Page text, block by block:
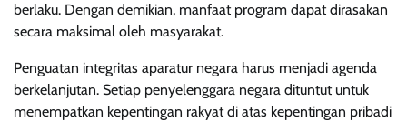
berlaku. Dengan demikian, manfaat program dapat dirasakan
secara maksimal oleh masyarakat.
Penguatan integritas aparatur negara harus menjadi agenda
berkelanjutan. Setiap penyelenggara negara dituntut untuk
menempatkan kepentingan rakyat di atas kepentingan pribadi